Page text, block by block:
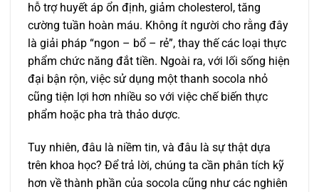
hỗ trợ huyết áp ổn định, giảm cholesterol, tăng
cường tuần hoàn máu. Không ít người cho rằng đây
là giải pháp “ngon – bổ – rẻ”, thay thế các loại thực
phẩm chức năng đắt tiền. Ngoài ra, với lối sống hiện
đại bận rộn, việc sử dụng một thanh socola nhỏ
cũng tiện lợi hơn nhiều so với việc chế biến thực
phẩm hoặc pha trà thảo dược.
Tuy nhiên, đâu là niềm tin, và đâu là sự thật dựa
trên khoa học? Để trả lời, chúng ta cần phân tích kỹ
hơn về thành phần của socola cũng như các nghiên